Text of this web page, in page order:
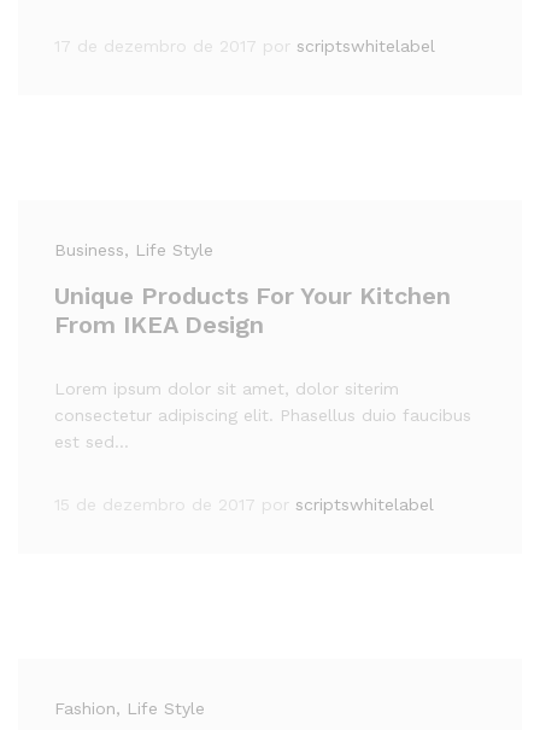
17 de dezembro de 2017 por scriptswhitelabel
Business, Life Style
Unique Products For Your Kitchen
From IKEA Design
Lorem ipsum dolor sit amet, dolor siterim
consectetur adipiscing elit. Phasellus duio faucibus
est sed…
15 de dezembro de 2017 por scriptswhitelabel
Fashion, Life Style